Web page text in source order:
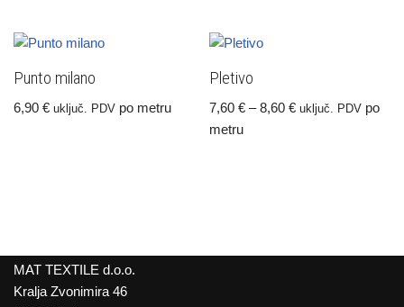
Punto milano
6,90 € uključ. PDV po metru
Pletivo
7,60€ – 8,60€ uključ. PDV po
metru
MAT TEXTILE d.o.o.
Kralja Zvonimira 46